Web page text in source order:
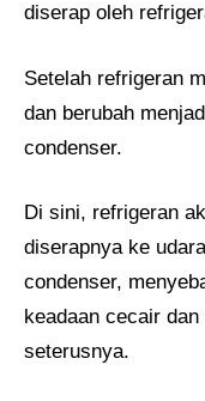
diserap oleh
Setelah refrigeran
dan berubah
condenser.
Di sini, refrigeran
diserapnya ke
condenser,
keadaan cecair
seterusnya.